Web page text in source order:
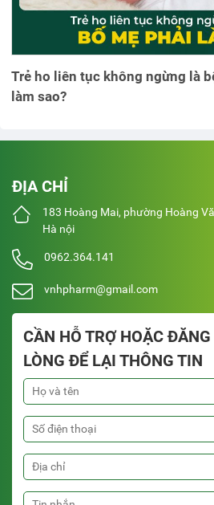
Trẻ ho liên tục không ngừng là
làm sao?
ĐỊA CHỈ
183 Hoàng Mai, phường Hoàng
Hà nội
0962.364.141
vnhpharm@gmail.com
CẦN HỖ TRỢ HOẶC
LÒNG ĐỂ LẠI THÔNG TIN